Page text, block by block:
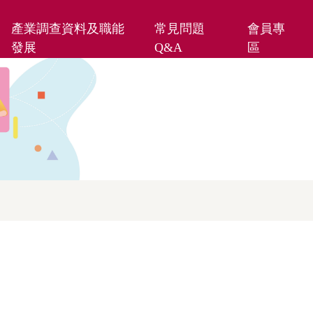
產業調查資料及職能
發展
常見問題
Q&A
會員專
區